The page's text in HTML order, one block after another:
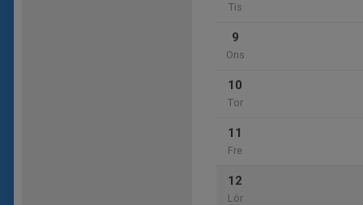
Tis
9
Ons
10
Tor
11
Fre
12
Lör